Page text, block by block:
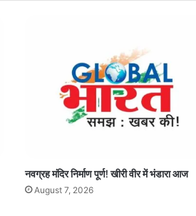
नवग्रह मंदिर निर्माण पूर्ण! खीरी वीर में भंडारा आज
August 7, 2026